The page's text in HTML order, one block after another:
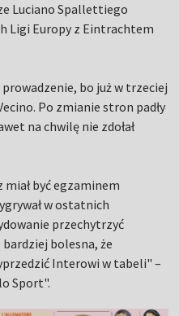
Luciano Spallettiego
Ligi Europy z Eintrachtem
bo już w trzeciej
Po zmianie stron padły
na chwilę nie zdołał
być egzaminem
w ostatnich
przechytrzyć
bolesna, że
Interowi w tabeli" –
Sport".